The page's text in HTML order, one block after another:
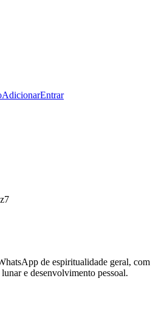
AdicionarEntrar
de espiritualidade geral, com
e desenvolvimento pessoal.